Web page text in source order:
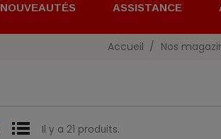
NOUVEAUTÉS ASSISTANCE
Accueil Nos
Il y a 21 produits.